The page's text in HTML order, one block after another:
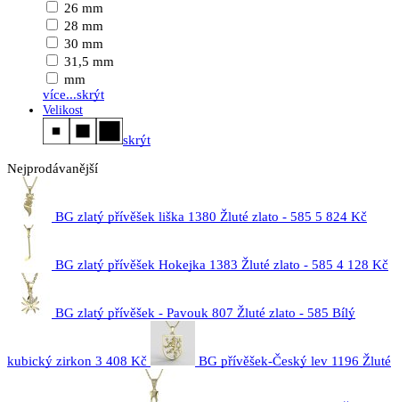
26 mm
28 mm
30 mm
31,5 mm
mm
více...skrýt
Velikost
skrýt
Nejprodávanější
BG zlatý přívěšek liška 1380 Žluté zlato - 585 5 824 Kč
BG zlatý přívěšek Hokejka 1383 Žluté zlato - 585 4 128 Kč
BG zlatý přívěšek - Pavouk 807 Žluté zlato - 585 Bílý
kubický zirkon 3 408 Kč BG přívěšek-Český lev 1196 Žluté